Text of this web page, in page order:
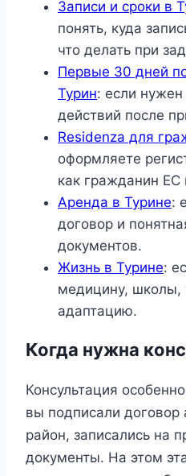
Записи и сроки в
понять, куда
что делать при
Первые 30 дней
Турин: если
действий после
Residenza для
оформляете
как гражданин ЕС
Аренда в Турине:
договор и
документов.
Жизнь в Турине:
медицину, школы,
адаптацию.
Когда нужна
Консультация
вы подписали
район, записались на
документы. На этом